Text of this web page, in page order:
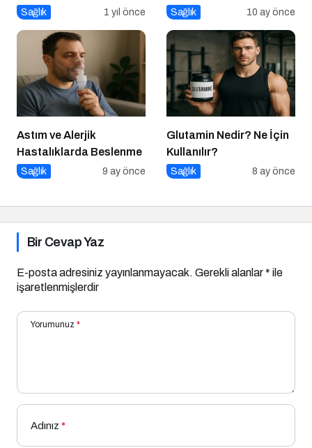
Nutrigenomik’in Rolü
Sağlık 1 yıl önce
Duygular
Sağlık 10 ay önce
Astım ve Alerjik
Hastalıklarda Beslenme
Sağlık 9 ay önce
Glutamin Nedir? Ne İçin
Kullanılır?
Sağlık 8 ay önce
Bir Cevap Yaz
E-posta adresiniz yayınlanmayacak. Gerekli alanlar* ile
işaretlenmişlerdir
Yorumunuz *
Adınız *